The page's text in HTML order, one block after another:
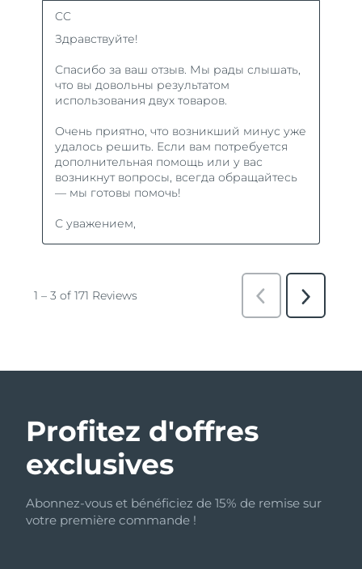
Profitez d'offres
exclusives
Abonnez-vous et bénéficiez de 15% de remise sur
votre première commande !